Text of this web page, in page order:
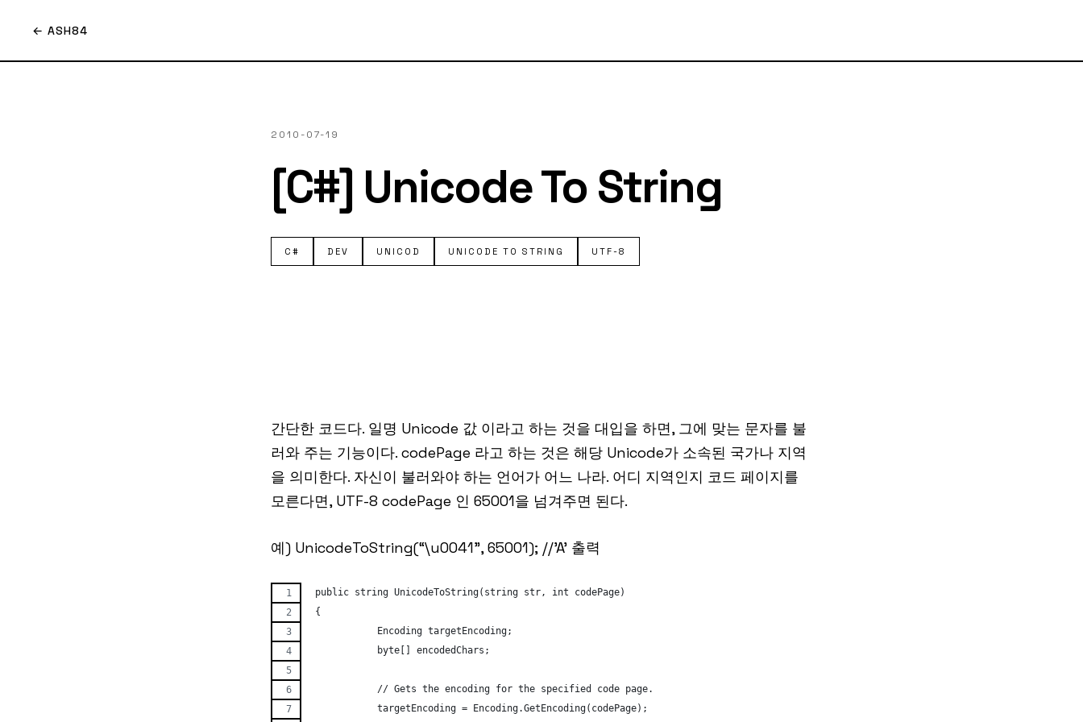
← ASH84
2010-07-19
[C#] Unicode To String
C# DEV UNICOD UNICODE TO STRING UTF-8
간단한 코드다. 일명 Unicode 값 이라고 하는 것을 대입을 하면, 그에 맞는 문자를 불
러와 주는 기능이다. codePage 라고 하는 것은 해당 Unicode가 소속된 국가나 지역
을 의미한다. 자신이 불러와야 하는 언어가 어느 나라. 어디 지역인지 코드 페이지를
모른다면, UTF-8 codePage 인 65001을 넘겨주면 된다.
예) UnicodeToString(“\u0041”, 65001); //’A’ 출력
public string UnicodeToString(string str, int codePage)
{
            Encoding targetEncoding;
            byte[] encodedChars;
            // Gets the encoding for the specified code page.
            targetEncoding = Encoding.GetEncoding(codePage);